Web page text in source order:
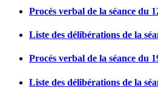
Procés verbal de la séance du
Liste des délibérations de la
Procés verbal de la séance du
Liste des délibérations de la